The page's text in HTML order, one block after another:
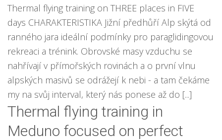
Thermal flying training on THREE places in FIVE
days CHARAKTERISTIKA Jižní předhůří Alp skýtá od
ranného jara ideální podmínky pro paraglidingovou
rekreaci a trénink. Obrovské masy vzduchu se
nahřívají v přímořských rovinách a o první vlnu
alpských masivů se odrážejí k nebi - a tam čekáme
my na svůj interval, který nás ponese až do [...]
Thermal flying training in
Meduno focused on perfect